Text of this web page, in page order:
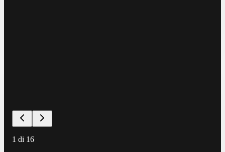
1 di 16